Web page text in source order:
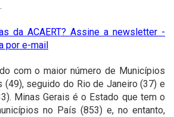
da ACAERT? Assine a newsletter -
por e-mail
com o maior número de Municípios
(49), seguido do Rio de Janeiro (37) e
Minas Gerais é o Estado que tem o
no País (853) e, no entanto,